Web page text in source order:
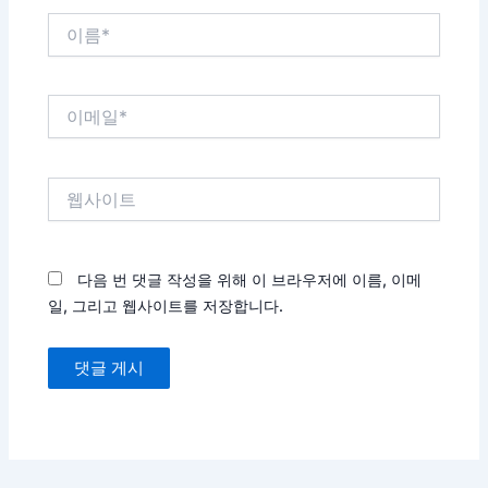
다음 번 댓글 작성을 위해 이 브라우저에 이름, 이메
일, 그리고 웹사이트를 저장합니다.